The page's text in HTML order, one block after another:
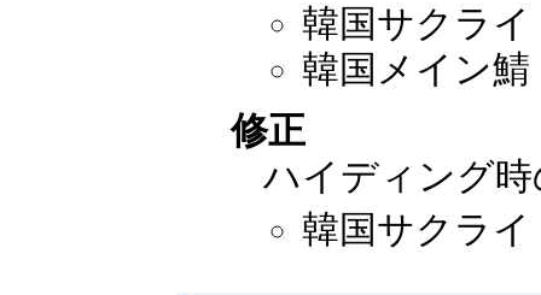
韓国サクライ
韓国メイン鯖
修正
ハイディング
韓国サクライ